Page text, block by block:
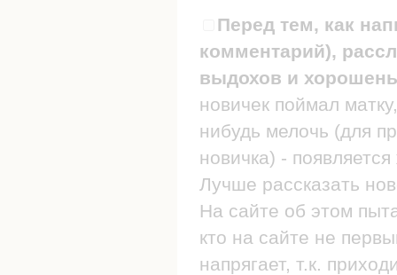
Перед тем, как
комментарий),
выдохов и
новичек поймал
нибудь мелочь (для
новичка) -
Лучше рассказать
На сайте об этом
кто на сайте не
напрягает, т.к.